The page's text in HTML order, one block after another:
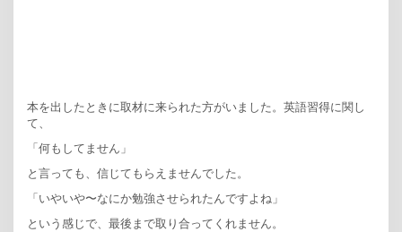
本を出したときに取材に来られた方がいました。英語習得に関し
て、
「何もしてません」
と言っても、信じてもらえませんでした。
「いやいや〜なにか勉強させられたんですよね」
という感じで、最後まで取り合ってくれません。